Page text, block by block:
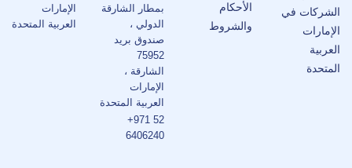
الشركات في
الإمارات
العربية
المتحدة
الأحكام
والشروط
بمطار الشارقة
الدولي ،
صندوق بريد
75952
الشارقة ،
الإمارات
العربية المتحدة
+971 52
6406240
الإمارات
العربية المتحدة